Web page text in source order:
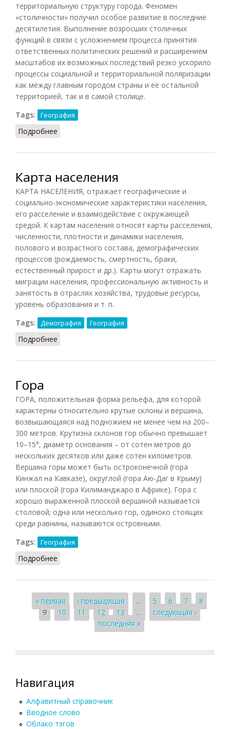
территориальную структуру города. Феномен
«столичности» получил особое развитие в последние
десятилетия. Выполнение возросших столичных
функций в связи с усложнением процесса принятия
ответственных политических решений и расширением
масштабов их возможных последствий резко ускорило
процессы социальной и территориальной поляризации
как между главным городом страны и её остальной
территорией, так и в самой столице.
Tags:
География
Подробнее
Карта населения
КАРТА НАСЕЛЕНИЯ, отражает географические и
социально-экономические характеристики населения,
его расселение и взаимодействие с окружающей
средой. К картам населения относят карты расселения,
численности, плотности и динамики населения,
полового и возрастного состава, демографических
процессов (рождаемость, смертность, браки,
естественный прирост и др.). Карты могут отражать
миграции населения, профессиональную активность и
занятость в отраслях хозяйства, трудовые ресурсы,
уровень образования и т. п.
Tags:
Демография География
Подробнее
Гора
ГОРА, положительная форма рельефа, для которой
характерны относительно крутые склоны и вершина,
возвышающаяся над подножием не менее чем на 200–
300 метров. Крутизна склонов гор обычно превышает
10–15°, диаметр основания – от сотен метров до
нескольких десятков или даже сотен километров.
Вершина горы может быть остроконечной (гора
Кинжал на Кавказе), округлой (гора Аю-Даг в Крыму)
или плоской (гора Килиманджаро в Африке). Гора с
хорошо выраженной плоской вершиной называется
столовой; одна или несколько гор, одиноко стоящих
среди равнины, называются островными.
Tags:
География
Подробнее
Страницы
« первая ‹ предыдущая … 5 6 7
8
9
10 11 12 13 …
следующая ›
последняя »
Навигация
Алфавитный справочник
Вводное слово
Облако тэгов